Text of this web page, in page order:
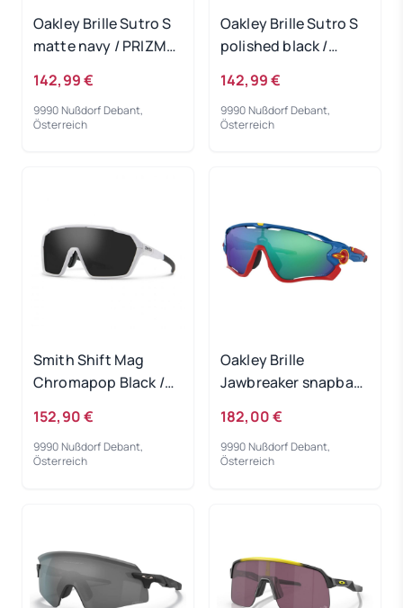
Oakley Brille Sutro S
matte navy / PRIZM
142,99 €
9990 Nußdorf Debant,
Österreich
Oakley Brille Sutro S
polished black /
142,99 €
9990 Nußdorf Debant,
Österreich
Smith Shift Mag
Chromapop Black /
152,90 €
9990 Nußdorf Debant,
Österreich
Oakley Brille
Jawbreaker snapback
182,00 €
9990 Nußdorf Debant,
Österreich